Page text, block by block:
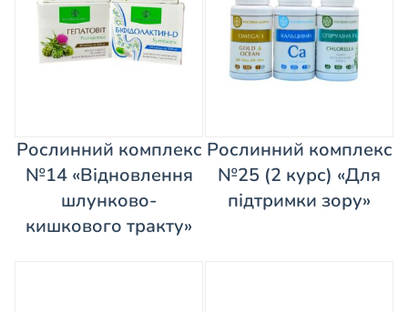
Рослинний комплекс
№14 «Відновлення
шлунково-
кишкового тракту»
Рослинний комплекс
№25 (2 курс) «Для
підтримки зору»